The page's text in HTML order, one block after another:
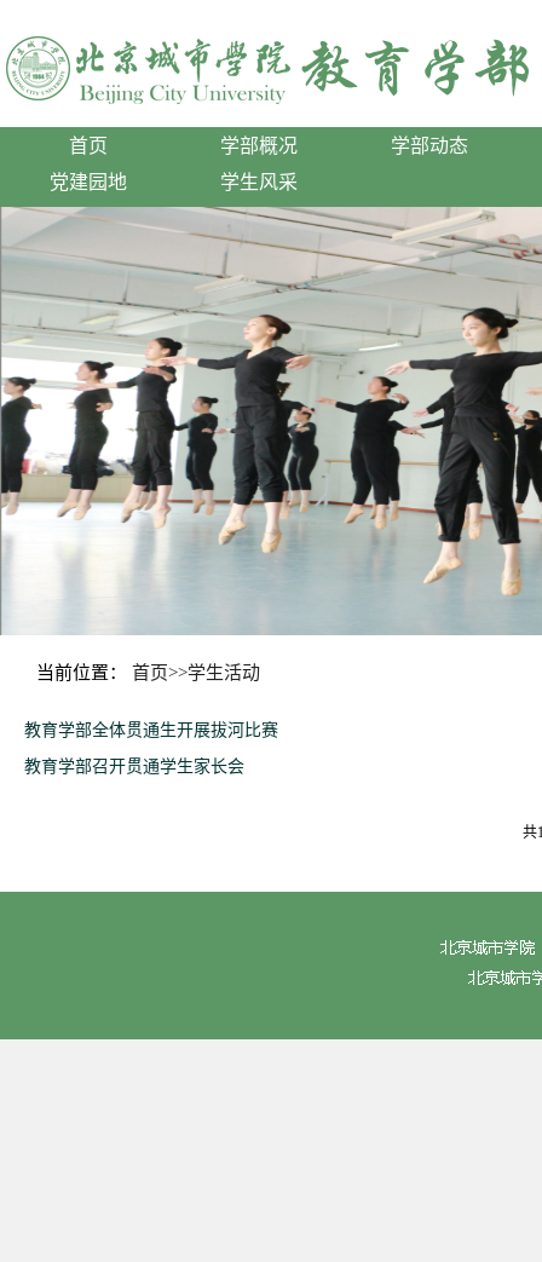
首页 学部概况
学部动态
党建园地
学生风采
当前位置： 首页>>学生活动
教育学部全体贯通生开展拔河比赛
教育学部召开贯通学生家长会
共